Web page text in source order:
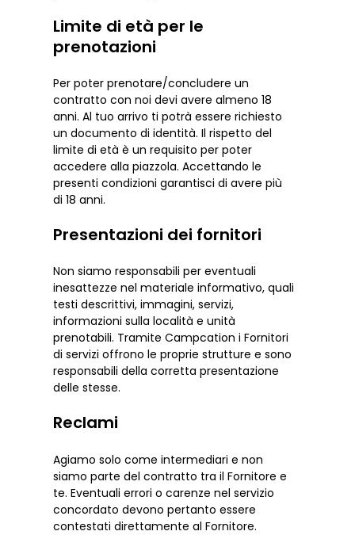
Limite di età per le
prenotazioni
Per poter prenotare/concludere un
contratto con noi devi avere almeno 18
anni. Al tuo arrivo ti potrà essere richiesto
un documento di identità. Il rispetto del
limite di età è un requisito per poter
accedere alla piazzola. Accettando le
presenti condizioni garantisci di avere più
di 18 anni.
Presentazioni dei fornitori
Non siamo responsabili per eventuali
inesattezze nel materiale informativo, quali
testi descrittivi, immagini, servizi,
informazioni sulla località e unità
prenotabili. Tramite Campcation i Fornitori
di servizi offrono le proprie strutture e sono
responsabili della corretta presentazione
delle stesse.
Reclami
Agiamo solo come intermediari e non
siamo parte del contratto tra il Fornitore e
te. Eventuali errori o carenze nel servizio
concordato devono pertanto essere
contestati direttamente al Fornitore.